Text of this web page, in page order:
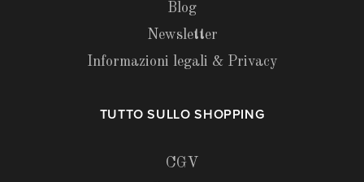
Blog
Newsletter
Informazioni legali & Privacy
TUTTO SULLO SHOPPING
CGV